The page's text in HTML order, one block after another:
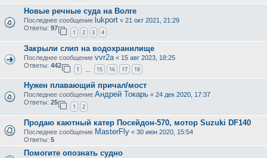
Новые речные суда на Волге
Последнее сообщение lukport « 21 окт 2021, 21:29
Ответы: 97
1 2 3 4
Закрыли слип на водохранилище
Последнее сообщение vvr2a « 15 авг 2023, 18:25
Ответы: 442
1 15 16 17 18
Нужен плавающий причал/мост
Последнее сообщение Андрей Токарь « 24 дек 2020, 17:37
Ответы: 25
1 2
Продаю каютный катер Посейдон-570, мотор Suzuki DF140
Последнее сообщение MasterFly « 30 июн 2020, 15:54
Ответы: 5
Помогите опознать судно